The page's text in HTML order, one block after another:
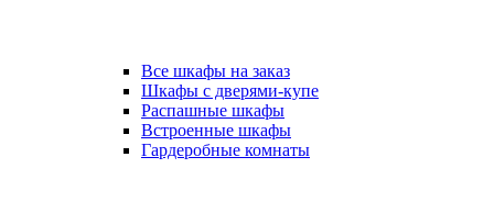
Все шкафы на заказ
Шкафы с дверями-купе
Распашные шкафы
Встроенные шкафы
Гардеробные комнаты